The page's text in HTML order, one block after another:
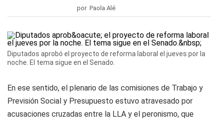
por Paola Alé
Diputados aprobó el proyecto de reforma laboral el jueves por la
noche. El tema sigue en el Senado.
En ese sentido, el plenario de las comisiones de Trabajo y
Previsión Social y Presupuesto estuvo atravesado por
acusaciones cruzadas entre la LLA y el peronismo, que